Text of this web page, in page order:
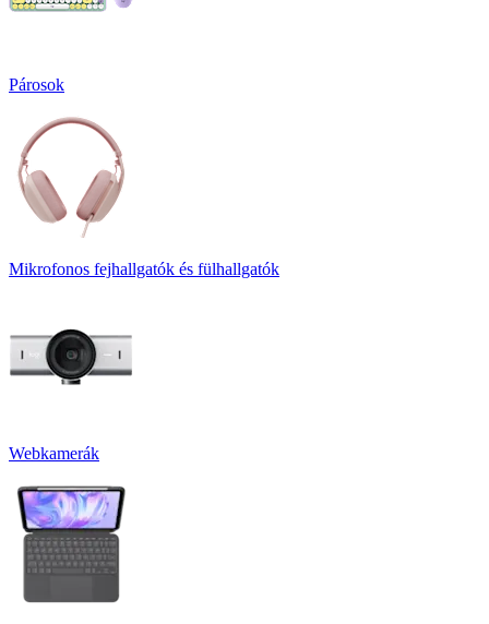
Párosok
Mikrofonos fejhallgatók és fülhallgatók
Webkamerák